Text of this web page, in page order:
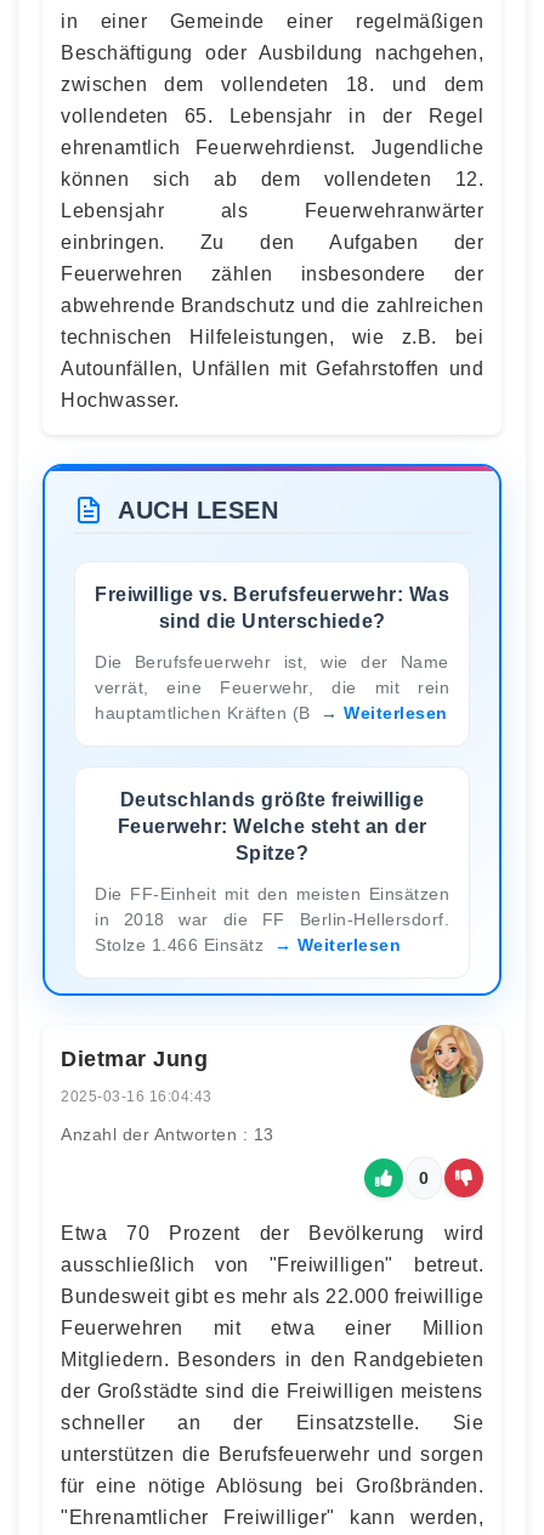
in einer Gemeinde einer regelmäßigen
Beschäftigung oder Ausbildung nachgehen,
zwischen dem vollendeten 18. und dem
vollendeten 65. Lebensjahr in der Regel
ehrenamtlich Feuerwehrdienst. Jugendliche
können sich ab dem vollendeten 12.
Lebensjahr als Feuerwehranwärter
einbringen. Zu den Aufgaben der
Feuerwehren zählen insbesondere der
abwehrende Brandschutz und die zahlreichen
technischen Hilfeleistungen, wie z.B. bei
Autounfällen, Unfällen mit Gefahrstoffen und
Hochwasser.
AUCH LESEN
Freiwillige vs. Berufsfeuerwehr: Was
sind die Unterschiede?
Die Berufsfeuerwehr ist, wie der Name
verrät, eine Feuerwehr, die mit rein
hauptamtlichen Kräften (B
Weiterlesen
Deutschlands größte freiwillige
Feuerwehr: Welche steht an der
Spitze?
Die FF-Einheit mit den meisten Einsätzen
in 2018 war die FF Berlin-Hellersdorf.
Stolze 1.466 Einsätz
Weiterlesen
Dietmar Jung
2025-03-16 16:04:43
Anzahl der Antworten : 13
0
Etwa 70 Prozent der Bevölkerung wird
ausschließlich von "Freiwilligen" betreut.
Bundesweit gibt es mehr als 22.000 freiwillige
Feuerwehren mit etwa einer Million
Mitgliedern. Besonders in den Randgebieten
der Großstädte sind die Freiwilligen meistens
schneller an der Einsatzstelle. Sie
unterstützen die Berufsfeuerwehr und sorgen
für eine nötige Ablösung bei Großbränden.
"Ehrenamtlicher Freiwilliger" kann werden,